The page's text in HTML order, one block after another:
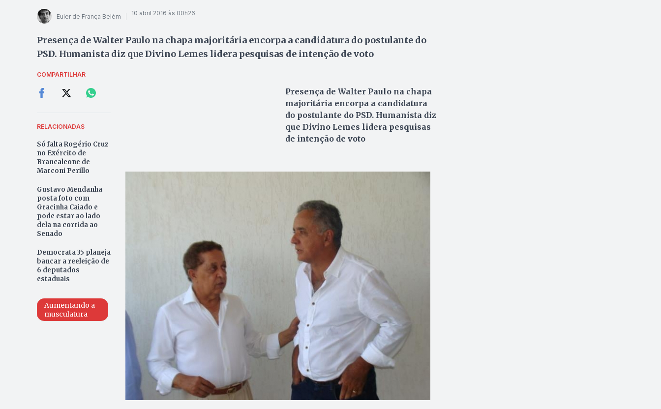
Euler de França Belém 10 abril 2016 às 00h26
Presença de Walter Paulo na chapa majoritária encorpa a candidatura do postulante do
PSD. Humanista diz que Divino Lemes lidera pesquisas de intenção de voto
COMPARTILHAR
RELACIONADAS
Só falta Rogério Cruz
no Exército de
Brancaleone de
Marconi Perillo
Gustavo Mendanha
posta foto com
Gracinha Caiado e
pode estar ao lado
dela na corrida ao
Senado
Democrata 35 planeja
bancar a reeleição de
6 deputados
estaduais
Aumentando a
musculatura
Presença de Walter Paulo na chapa
majoritária encorpa a candidatura
do postulante do PSD. Humanista diz
que Divino Lemes lidera pesquisas
de intenção de voto